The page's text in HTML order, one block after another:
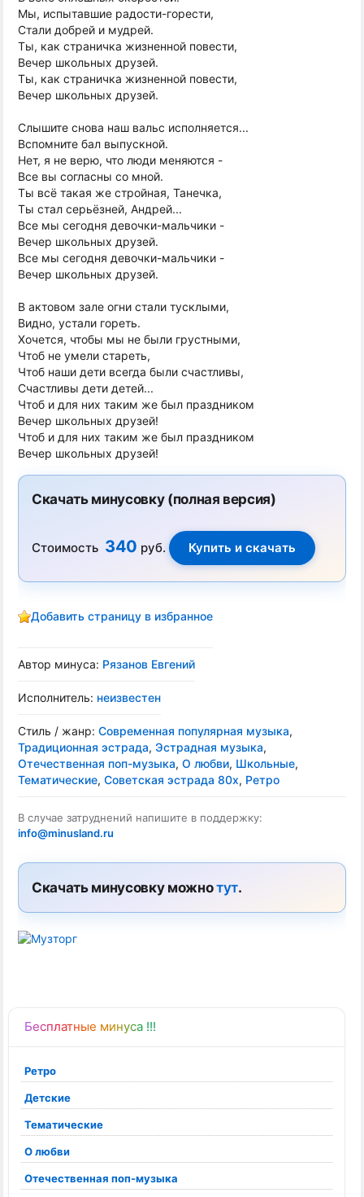
Бесплатные минуса !!!
Ретро
Детские
Тематические
О любви
Отечественная поп-музыка
Мы, испытавшие радости-горести,
Стали добрей и мудрей.
Ты, как страничка жизненной повести,
Вечер школьных друзей.
Ты, как страничка жизненной повести,
Вечер школьных друзей.
Слышите снова наш вальс исполняется...
Вспомните бал выпускной.
Нет, я не верю, что люди меняются -
Все вы согласны со мной.
Ты всё такая же стройная, Танечка,
Ты стал серьёзней, Андрей...
Все мы сегодня девочки-мальчики -
Вечер школьных друзей.
Все мы сегодня девочки-мальчики -
Вечер школьных друзей.
В актовом зале огни стали тусклыми,
Видно, устали гореть.
Хочется, чтобы мы не были грустными,
Чтоб не умели стареть,
Чтоб наши дети всегда были счастливы,
Счастливы дети детей...
Чтоб и для них таким же был праздником
Вечер школьных друзей!
Чтоб и для них таким же был праздником
Вечер школьных друзей!
Скачать минусовку (полная версия)
Стоимость 340 руб.
Добавить страницу в избранное
Автор минуса: Рязанов Евгений
Исполнитель: неизвестен
Стиль / жанр: Современная популярная музыка,
Традиционная эстрада, Эстрадная музыка,
Отечественная поп-музыка, О любви, Школьные,
Тематические, Советская эстрада 80х, Ретро
В случае затруднений напишите в поддержку:
info@minusland.ru
Скачать минусовку можнотут.